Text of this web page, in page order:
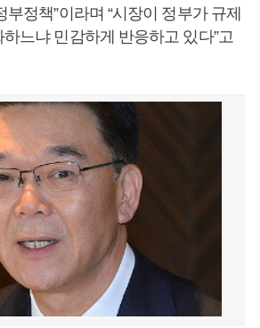
정책”이라며 “시장이 정부가 규제
느냐 민감하게 반응하고 있다”고